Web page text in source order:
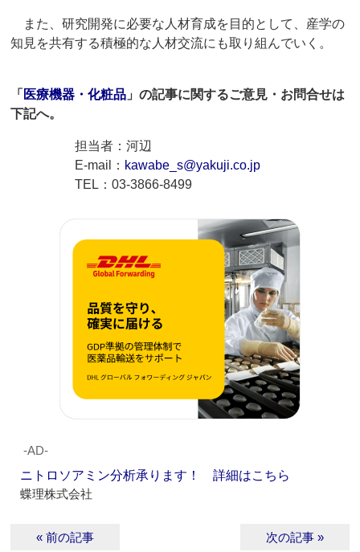
また、研究開発に必要な人材育成を目的として、産学の
知見を共有する積極的な人材交流にも取り組んでいく。
「 医療機器・化粧品 」の記事に関するご意見・お問合せは
下記へ。
担当者：河辺
E-mail： kawabe_s@yakuji.co.jp
TEL：03-3866-8499
‐AD‐
ニトロソアミン分析承ります！ 詳細はこちら
蝶理株式会社
« 前の記事 次の記事 »